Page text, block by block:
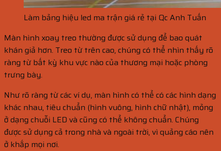
Làm bảng hiệu led ma trận giá rẻ tại Qc Anh Tuấn
Màn hình xoay treo thường được sử dụng để bao quát
khán giả hơn. Treo từ trên cao, chúng có thể nhìn thấy rõ
ràng từ bất kỳ khu vực nào của thương mại hoặc phòng
trưng bày.
Như rõ ràng từ các ví dụ, màn hình có thể có các hình dạng
khác nhau, tiêu chuẩn (hình vuông, hình chữ nhật), mỏng
ở dạng chuỗi LED và cũng có thể không chuẩn. Chúng
được sử dụng cả trong nhà và ngoài trời, vì quảng cáo nên
ở khắp mọi nơi.